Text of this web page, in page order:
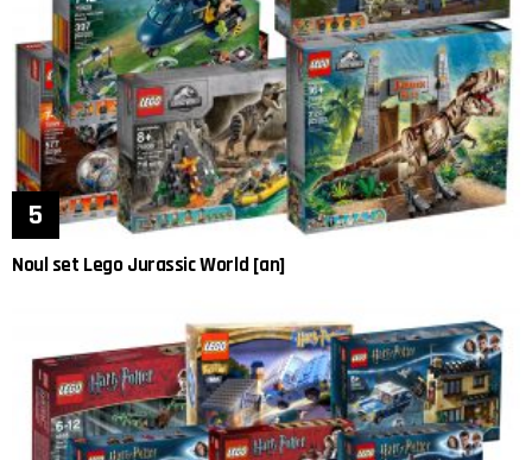
Noul set Lego Jurassic World [an]